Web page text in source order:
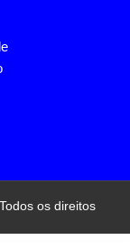
os direitos